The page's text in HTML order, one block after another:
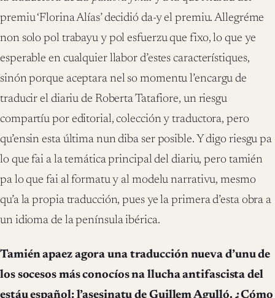
premiu ‘Florina Alías’ decidió da-y el premiu. Allegréme
non solo pol trabayu y pol esfuerzu que fixo, lo que ye
esperable en cualquier llabor d’estes característiques,
sinón porque aceptara nel so momentu l’encargu de
traducir el diariu de Roberta Tatafiore, un riesgu
compartíu por editorial, colección y traductora, pero
qu’ensin esta última nun diba ser posible. Y digo riesgu pa
lo que fai a la temática principal del diariu, pero tamién
pa lo que fai al formatu y al modelu narrativu, mesmo
qu’a la propia traducción, pues ye la primera d’esta obra a
un idioma de la península ibérica.
Tamién apaez agora una traducción nueva d’unu de
los socesos más conocíos na llucha antifascista del
estáu español: l’asesinatu de Guillem Agulló. ¿Cómo